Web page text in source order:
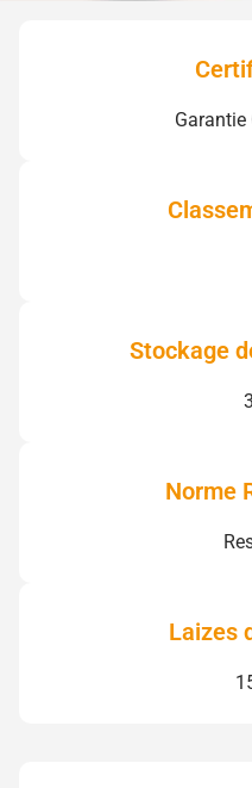
Stockage
Norme
Laizes